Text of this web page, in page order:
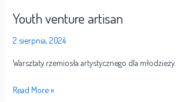
Youth venture artisan
2 sierpnia, 2024
Warsztaty rzemiosła artystycznego dla młodzieży.
Read More »